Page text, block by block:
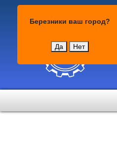
Березники ваш город?
Да Нет